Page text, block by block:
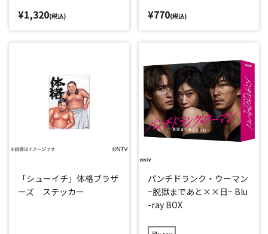
¥1,320(税込) ¥770(税込)
「シューイチ」体格ブラザ
ーズ ステッカー
パンチドランク・ウーマン
−脱獄まであと××日− Blu
-ray BOX